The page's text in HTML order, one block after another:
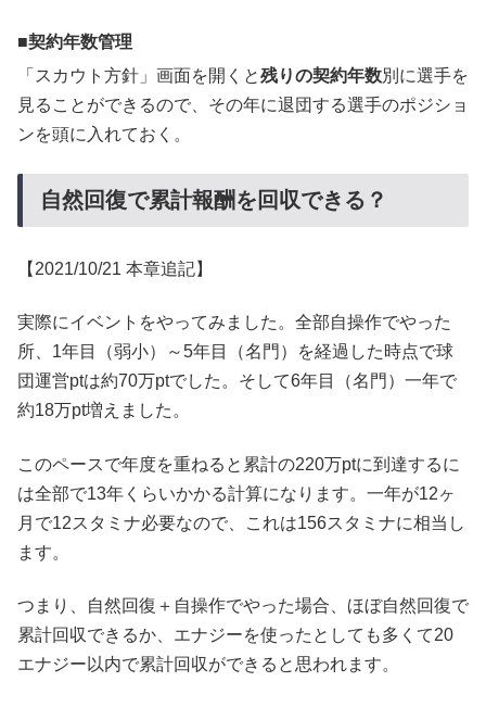
契約年数管理
「スカウト方針」画面を開くと残りの契約年数別に選手を
見ることができるので、その年に退団する選手のポジショ
ンを頭に入れておく。
自然回復で累計報酬を回収できる？
【2021/10/21 本章追記】
実際にイベントをやってみました。全部自操作でやった
所、1年目（弱小）～5年目（名門）を経過した時点で球
団運営ptは約70万ptでした。そして6年目（名門）一年で
約18万pt増えました。
このペースで年度を重ねると累計の220万ptに到達するに
は全部で13年くらいかかる計算になります。一年が12ヶ
月で12スタミナ必要なので、これは156スタミナに相当し
ます。
つまり、自然回復＋自操作でやった場合、ほぼ自然回復で
累計回収できるか、エナジーを使ったとしても多くて20
エナジー以内で累計回収ができると思われます。